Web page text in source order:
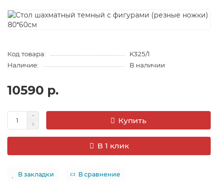
Код товара:
K325/1
Наличие:
В наличии
10590 р.
Купить
В 1 клик
В закладки В сравнение